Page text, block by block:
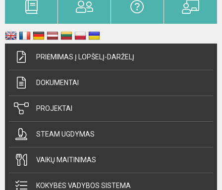
PRIĖMIMAS Į LOPŠELĮ-DARŽELĮ
DOKUMENTAI
PROJEKTAI
STEAM UGDYMAS
VAIKŲ MAITINIMAS
KOKYBĖS VADYBOS SISTEMA